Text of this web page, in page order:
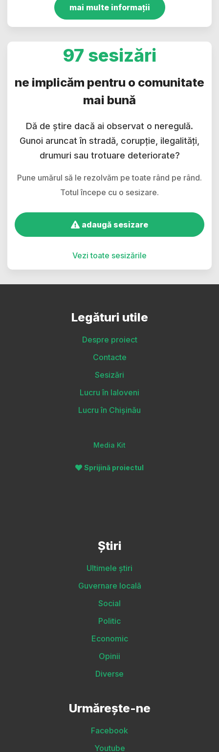
mai multe informații
97 sesizări
ne implicăm pentru o comunitate
mai bună
Dă de știre dacă ai observat o neregulă.
Gunoi aruncat în stradă, corupție, ilegalități,
drumuri sau trotuare deteriorate?
Pune umărul să le rezolvăm pe toate rând pe rând.
Totul începe cu o sesizare.
adaugă sesizare
Vezi toate sesizările
Legături utile
Despre proiect
Contacte
Sesizări
Lucru în Ialoveni
Lucru în Chișinău
Media Kit
Sprijină proiectul
Știri
Ultimele știri
Guvernare locală
Social
Politic
Economic
Opinii
Diverse
Urmărește-ne
Facebook
Youtube